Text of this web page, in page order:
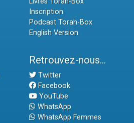
Inscription
Podcast Torah-Box
English Version
Retrouvez-nous...
Twitter
Facebook
YouTube
WhatsApp
WhatsApp Femmes